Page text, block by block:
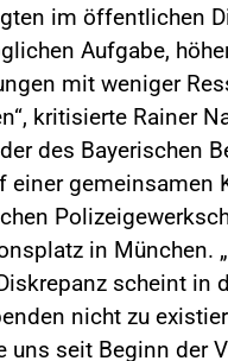
im öffentlichen
Aufgabe,
mit weniger
kritisierte Rainer
des Bayerischen
einer gemeinsamen
in München.
scheint in
nicht zu
uns seit Beginn der